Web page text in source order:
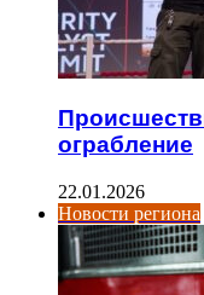
ограбление
22.01.2026
Новости региона